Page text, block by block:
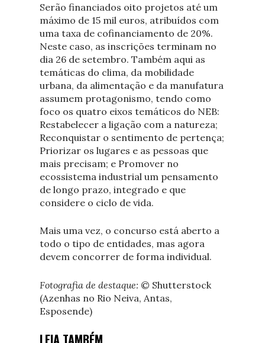
Serão financiados oito projetos até um
máximo de 15 mil euros, atribuídos com
uma taxa de cofinanciamento de 20%.
Neste caso, as inscrições terminam no
dia 26 de setembro. Também aqui as
temáticas do clima, da mobilidade
urbana, da alimentação e da manufatura
assumem protagonismo, tendo como
foco os quatro eixos temáticos do NEB:
Restabelecer a ligação com a natureza;
Reconquistar o sentimento de pertença;
Priorizar os lugares e as pessoas que
mais precisam; e Promover no
ecossistema industrial um pensamento
de longo prazo, integrado e que
considere o ciclo de vida.
Mais uma vez, o concurso está aberto a
todo o tipo de entidades, mas agora
devem concorrer de forma individual.
Fotografia de destaque: © Shutterstock
(Azenhas no Rio Neiva, Antas,
Esposende)